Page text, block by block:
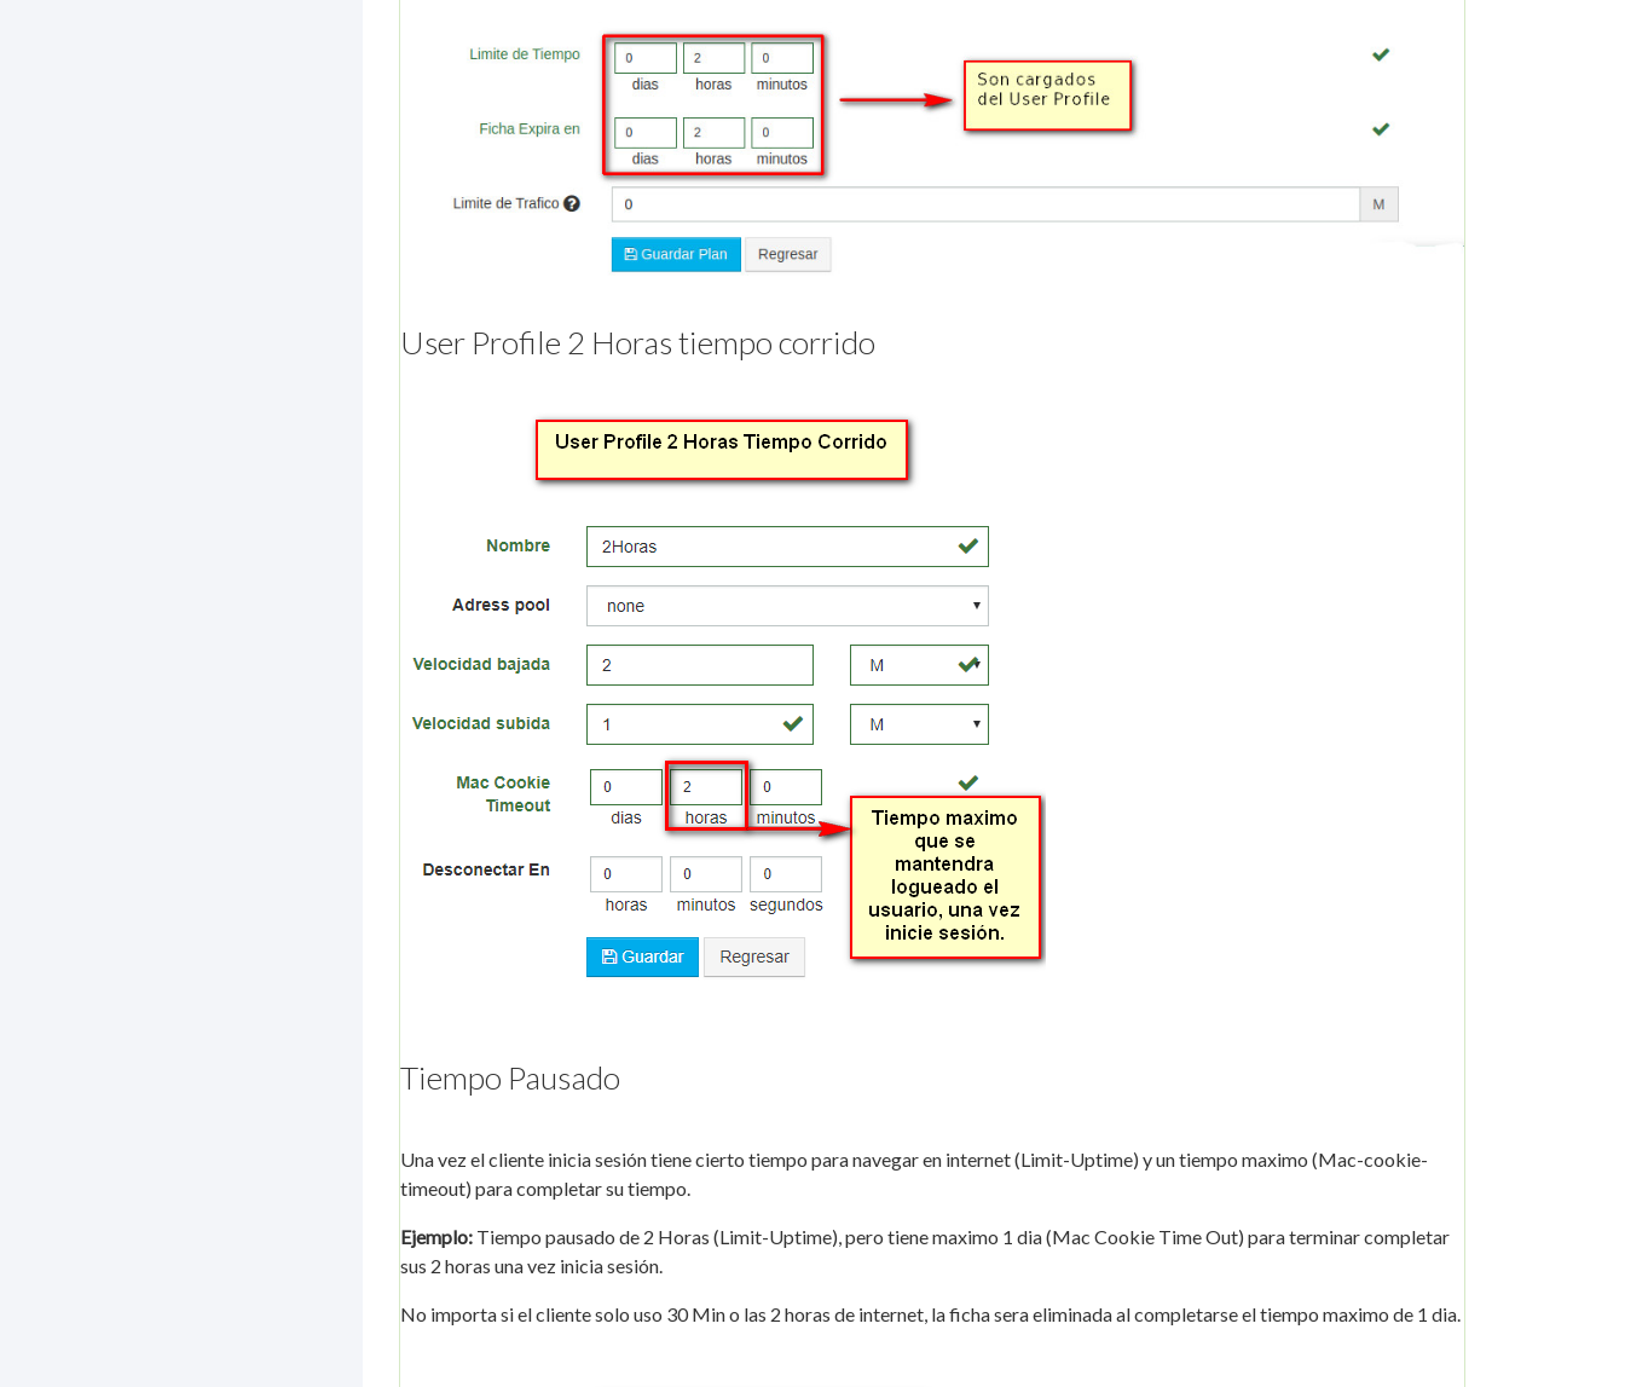
User Profile 2 Horas tiempo corrido
Tiempo Pausado
Una vez el cliente inicia sesión tiene cierto tiempo para navegar en internet (Limit-Uptime) y un tiempo maximo (Mac-cookie-
timeout) para completar su tiempo.
Ejemplo: Tiempo pausado de 2 Horas (Limit-Uptime), pero tiene maximo 1 dia (Mac Cookie Time Out) para terminar completar
sus 2 horas una vez inicia sesión.
No importa si el cliente solo uso 30 Min o las 2 horas de internet, la ficha sera eliminada al completarse el tiempo maximo de 1 dia.